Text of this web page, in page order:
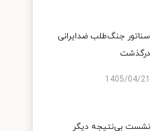
سناتور جنگ‌طلب ضدایرانی
درگذشت
1405/04/21
نشست بی‌نتیجه دیگر